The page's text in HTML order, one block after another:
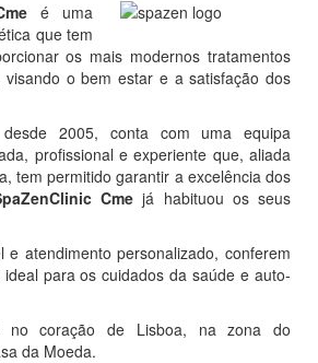
é uma
que tem
os mais modernos tratamentos
visando o bem estar e a satisfação dos
desde 2005, conta com uma equipa
profissional e experiente que, aliada
tem permitido garantir a excelência dos
Cme já habituou os seus
e atendimento personalizado, conferem
para os cuidados da saúde e auto-
no coração de Lisboa, na zona do
da Moeda.